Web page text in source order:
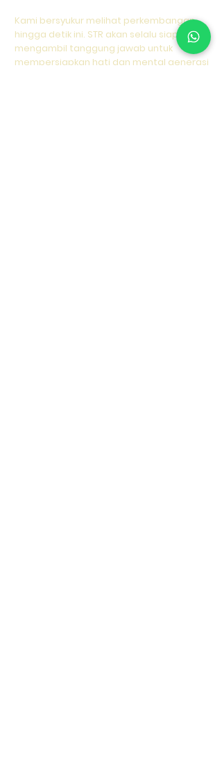
Kami bersyukur melihat perkembangan
hingga detik ini. STR akan selalu siap
mengambil tanggung jawab untuk
mempersiapkan hati dan mental generasi